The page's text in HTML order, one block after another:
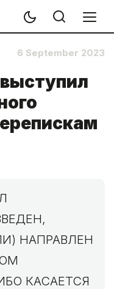
6 September 2023
НАПРАВЛЕН
КАСАЕТСЯ